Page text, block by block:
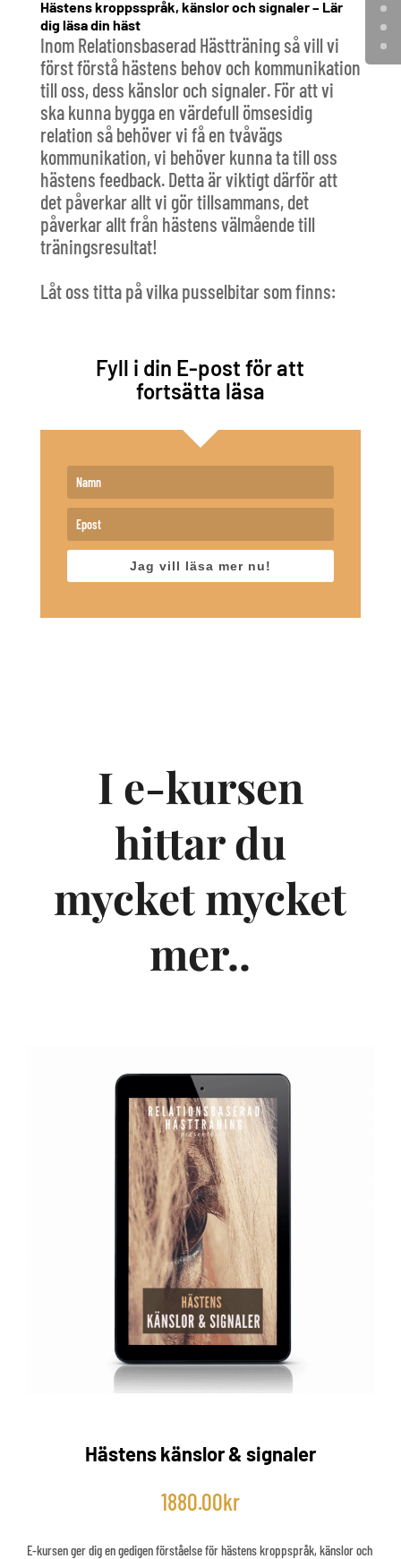
Hästens kroppsspråk, känslor och signaler – Lär
dig läsa din häst
Inom Relationsbaserad Hästträning så vill vi
först förstå hästens behov och kommunikation
till oss, dess känslor och signaler. För att vi
ska kunna bygga en värdefull ömsesidig
relation så behöver vi få en tvåvägs
kommunikation, vi behöver kunna ta till oss
hästens feedback. Detta är viktigt därför att
det påverkar allt vi gör tillsammans, det
påverkar allt från hästens välmående till
träningsresultat!
Låt oss titta på vilka pusselbitar som finns:
Fyll i din E-post för att
fortsätta läsa
Jag vill läsa mer nu!
I e-kursen
hittar du
mycket mycket
mer..
Hästens känslor & signaler
1880.00kr
E-kursen ger dig en gedigen förståelse för hästens kroppspråk, känslor och